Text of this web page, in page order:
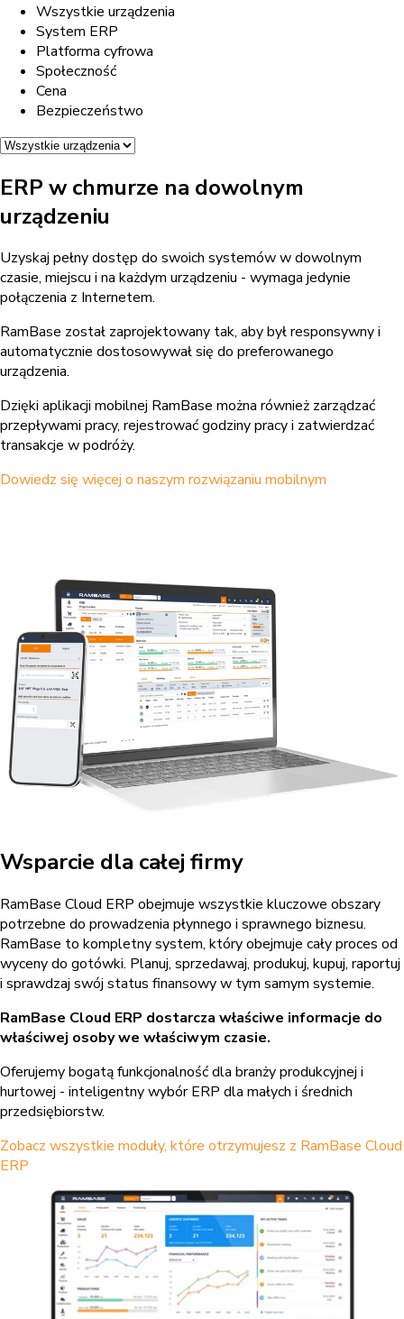
Wszystkie urządzenia
System ERP
Platforma cyfrowa
Społeczność
Cena
Bezpieczeństwo
ERP w chmurze na dowolnym
urządzeniu
Uzyskaj pełny dostęp do swoich systemów w dowolnym
czasie, miejscu i na każdym urządzeniu - wymaga jedynie
połączenia z Internetem.
RamBase został zaprojektowany tak, aby był responsywny i
automatycznie dostosowywał się do preferowanego
urządzenia.
Dzięki aplikacji mobilnej RamBase można również zarządzać
przepływami pracy, rejestrować godziny pracy i zatwierdzać
transakcje w podróży.
Dowiedz się więcej o naszym rozwiązaniu mobilnym
Wsparcie dla całej firmy
RamBase Cloud ERP obejmuje wszystkie kluczowe obszary
potrzebne do prowadzenia płynnego i sprawnego biznesu.
RamBase to kompletny system, który obejmuje cały proces od
wyceny do gotówki. Planuj, sprzedawaj, produkuj, kupuj, raportuj
i sprawdzaj swój status finansowy w tym samym systemie.
RamBase Cloud ERP dostarcza właściwe informacje do
właściwej osoby we właściwym czasie.
Oferujemy bogatą funkcjonalność dla branży produkcyjnej i
hurtowej - inteligentny wybór ERP dla małych i średnich
przedsiębiorstw.
Zobacz wszystkie moduły, które otrzymujesz z RamBase Cloud
ERP